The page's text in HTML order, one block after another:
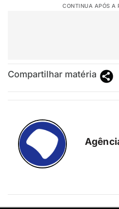
CONTINUA APÓS A
Compartilhar matéria